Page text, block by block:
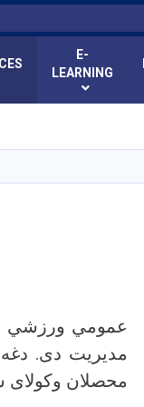
E-
LEARNING
عمومي ورزشي
مدیریت دی. دغه
محصلان وکولای